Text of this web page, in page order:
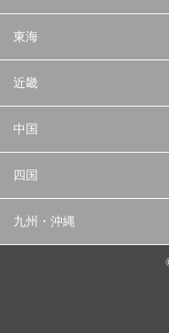
東海
近畿
中国
四国
九州・沖縄